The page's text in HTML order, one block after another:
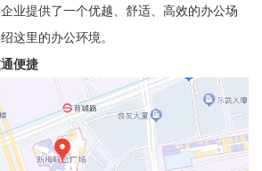
业提供了一个优越、舒适、高效的办公场
这里的办公环境。
便捷